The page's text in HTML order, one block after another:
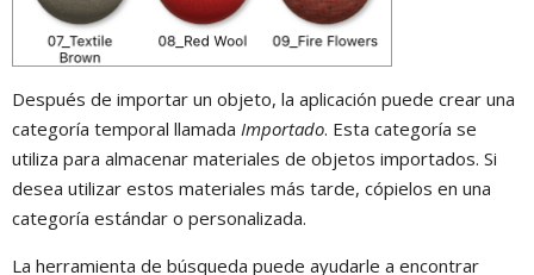
Después de importar un objeto, la aplicación puede crear una
categoría temporal llamada Importado. Esta categoría se
utiliza para almacenar materiales de objetos importados. Si
desea utilizar estos materiales más tarde, cópielos en una
categoría estándar o personalizada.
La herramienta de búsqueda puede ayudarle a encontrar